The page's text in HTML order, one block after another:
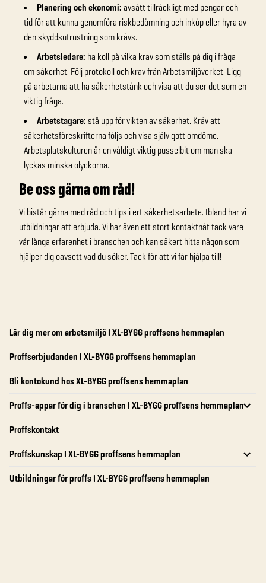
Lär dig mer om arbetsmiljö I XL-BYGG proffsens hemmaplan
Proffserbjudanden I XL-BYGG proffsens hemmaplan
Bli kontokund hos XL-BYGG proffsens hemmaplan
Proffs-appar för dig i branschen I XL-BYGG proffsens hemmaplan
Proffskontakt
Proffskunskap I XL-BYGG proffsens hemmaplan
Utbildningar för proffs I XL-BYGG proffsens hemmaplan
Planering och ekonomi:avsätt tillräckligt med pengar och
tid för att kunna genomföra riskbedömning och inköp eller hyra av
den skyddsutrustning som krävs.
Arbetsledare: ha koll på vilka krav som ställs på dig i fråga
om säkerhet. Följ protokoll och krav från Arbetsmiljöverket. Ligg
på arbetarna att ha säkerhetstänk och visa att du ser det som en
viktig fråga.
Arbetstagare:stå upp för vikten av säkerhet. Kräv att
säkerhetsföreskrifterna följs och visa själv gott omdöme.
Arbetsplatskulturen är en väldigt viktig pusselbit om man ska
lyckas minska olyckorna.
Be oss gärna om råd!
Vi bistår gärna med råd och tips i ert säkerhetsarbete. Ibland har vi
utbildningar att erbjuda. Vi har även ett stort kontaktnät tack vare
vår långa erfarenhet i branschen och kan säkert hitta någon som
hjälper dig oavsett vad du söker. Tack för att vi får hjälpa till!